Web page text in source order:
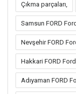
Çıkma parçaları,
Samsun FORD
Nevşehir FORD
Hakkari FORD
Adıyaman FORD